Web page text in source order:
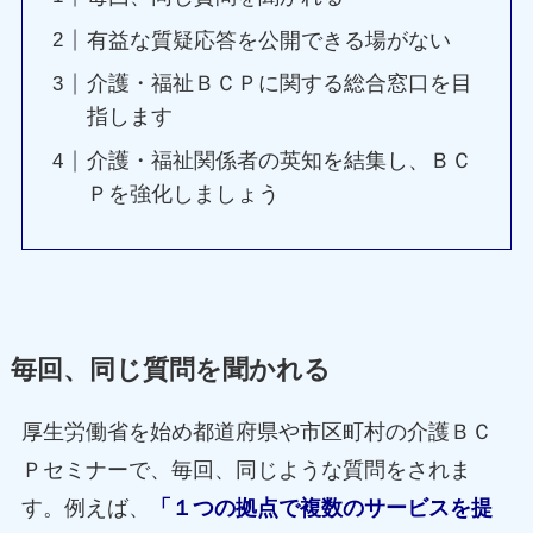
有益な質疑応答を公開できる場がない
介護・福祉ＢＣＰに関する総合窓口を目
指します
介護・福祉関係者の英知を結集し、ＢＣ
Ｐを強化しましょう
毎回、同じ質問を聞かれる
厚生労働省を始め都道府県や市区町村の介護ＢＣ
Ｐセミナーで、毎回、同じような質問をされま
す。例えば、
「１つの拠点で複数のサービスを提